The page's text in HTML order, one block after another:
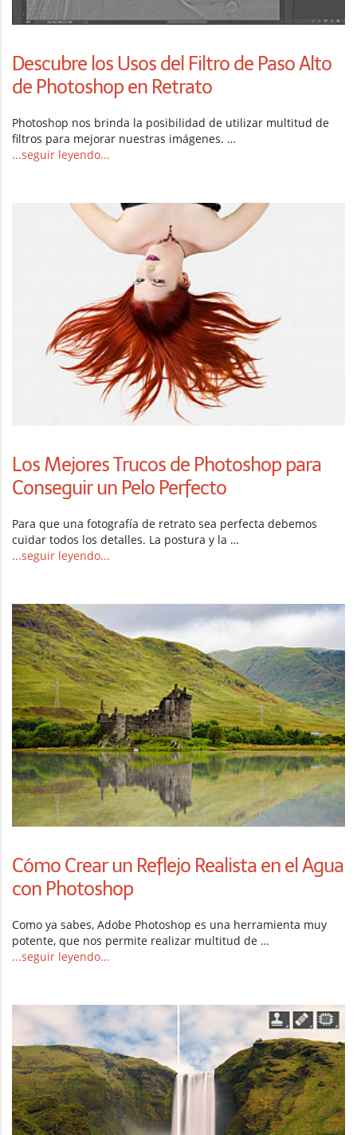
Descubre los Usos del Filtro de Paso Alto
de Photoshop en Retrato
Photoshop nos brinda la posibilidad de utilizar multitud de
filtros para mejorar nuestras imágenes. …
...seguir leyendo...
Los Mejores Trucos de Photoshop para
Conseguir un Pelo Perfecto
Para que una fotografía de retrato sea perfecta debemos
cuidar todos los detalles. La postura y la …
...seguir leyendo...
Cómo Crear un Reflejo Realista en el Agua
con Photoshop
Como ya sabes, Adobe Photoshop es una herramienta muy
potente, que nos permite realizar multitud de …
...seguir leyendo...